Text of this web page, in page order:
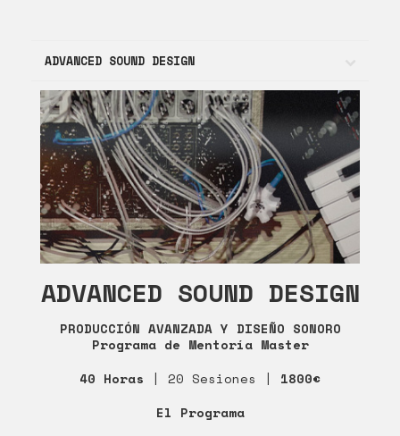
ADVANCED SOUND DESIGN
ADVANCED SOUND DESIGN
PRODUCCIÓN AVANZADA Y DISEÑO SONORO
Programa de Mentoría Master
40 Horas | 20 Sesiones | 1800€
El Programa